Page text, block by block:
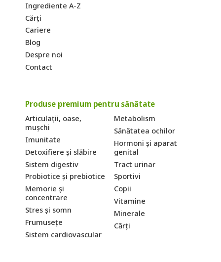
Ingrediente A-Z
Cărți
Cariere
Blog
Despre noi
Contact
Produse premium pentru sănătate
Articulații, oase,
mușchi
Imunitate
Detoxifiere și slăbire
Sistem digestiv
Probiotice și prebiotice
Memorie și
concentrare
Stres și somn
Frumusețe
Sistem cardiovascular
Metabolism
Sănătatea ochilor
Hormoni și aparat
genital
Tract urinar
Sportivi
Copii
Vitamine
Minerale
Cărți